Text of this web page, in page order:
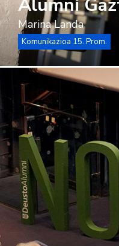
Marina Landa
Komunikazioa 15. Prom.